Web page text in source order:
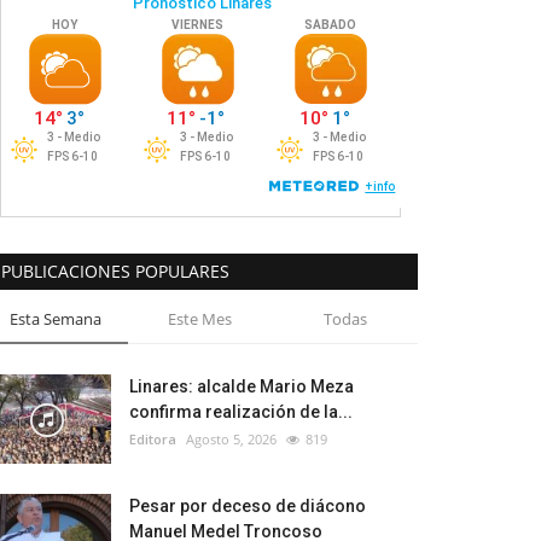
PUBLICACIONES POPULARES
Esta Semana Este Mes Todas
Linares: alcalde Mario Meza
confirma realización de la...
Editora Agosto 5, 2026 819
Pesar por deceso de diácono
Manuel Medel Troncoso